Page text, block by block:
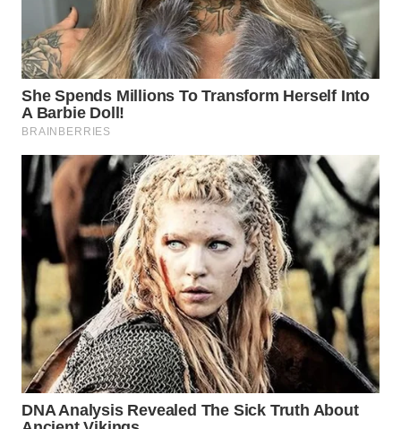
WN
KUNINGAN
WN
MAJALENGKA
WN
SUBANG
WN
SUKABUMI
WN
PURWAKARTA
WN
PRIANGAN
TIMUR
WN